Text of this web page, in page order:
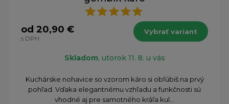
od 20,90 €
s DPH
Vybrať variant
Skladom, utorok 11. 8. u vás
​Kuchárske nohavice so vzorom káro si obľúbiš na prvý
pohľad. Vďaka elegantnému vzhľadu a funkčnosti sú
vhodné aj pre samotného kráľa kul...